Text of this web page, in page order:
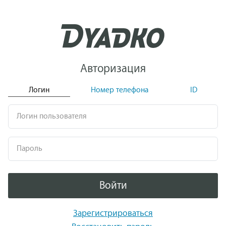
Авторизация
Логин Номер телефона ID
Логин пользователя
Пароль
Войти
Зарегистрироваться